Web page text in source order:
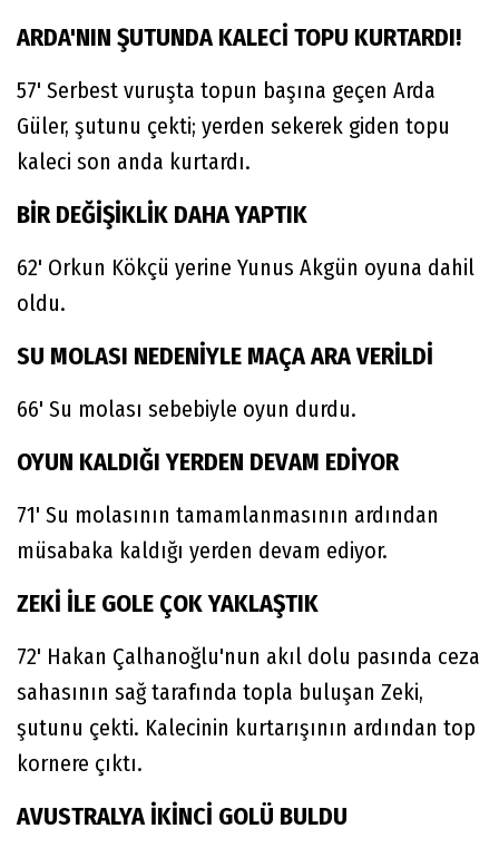
ARDA'NIN ŞUTUNDA KALECİ TOPU KURTARDI!
57' Serbest vuruşta topun başına geçen Arda
Güler, şutunu çekti; yerden sekerek giden topu
kaleci son anda kurtardı.
BİR DEĞİŞİKLİK DAHA YAPTIK
62' Orkun Kökçü yerine Yunus Akgün oyuna dahil
oldu.
SU MOLASI NEDENİYLE MAÇA ARA VERİLDİ
66' Su molası sebebiyle oyun durdu.
OYUN KALDIĞI YERDEN DEVAM EDİYOR
71' Su molasının tamamlanmasının ardından
müsabaka kaldığı yerden devam ediyor.
ZEKİ İLE GOLE ÇOK YAKLAŞTIK
72' Hakan Çalhanoğlu'nun akıl dolu pasında ceza
sahasının sağ tarafında topla buluşan Zeki,
şutunu çekti. Kalecinin kurtarışının ardından top
kornere çıktı.
AVUSTRALYA İKİNCİ GOLÜ BULDU